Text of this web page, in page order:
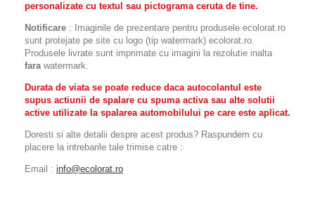
personalizate cu textul sau pictograma ceruta de tine.
Notificare : Imaginile de prezentare pentru produsele ecolorat.ro
sunt protejate pe site cu logo (tip watermark) ecolorat.ro.
Produsele livrate sunt imprimate cu imagini la rezolutie inalta
farawatermark.
Durata de viata se poate reduce daca autocolantul este
supus actiunii de spalare cu spuma activa sau alte solutii
active utilizate la spalarea automobilului pe care este aplicat.
Doresti si alte detalii despre acest produs? Raspundem cu
placere la intrebarile tale trimise catre :
Email : info@ecolorat.ro